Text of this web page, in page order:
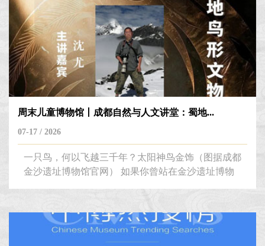
博，赴一场清凉与人文的双向奔赴。防暑降温我们在
行动点击视频观看无惧酷暑，清凉迎客，温柔护航初
见...
周末儿童博物馆丨成都自然与人文讲堂：蜀地...
07-17 / 2026
一只鸟，何以飞越三千年？太阳神鸟金饰（图据成都
金沙遗址博物馆官网） 如果你曾站在金沙遗址博物
接，环绕十二道太阳光芒旋转，仿佛下一刻就会挣脱
黄金的束缚，振翅飞入三千年前的蜀地天空。 从三
星堆青铜神树上的九只神鸟，到战国漆器上灵动飞扬